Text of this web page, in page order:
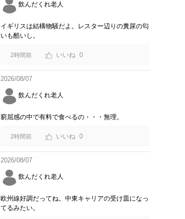
飲んだくれ老人
イギリスは結構物騒だよ。レスター辺りの糞尿の匂
いも酷いし。
2時間前 0
2026/08/07
飲んだくれ老人
窮屈感の中で有料で食べるの・・・無理。
2時間前 0
2026/08/07
飲んだくれ老人
欧州線好調だってね。中東キャリアの受け皿になっ
てるみたい。